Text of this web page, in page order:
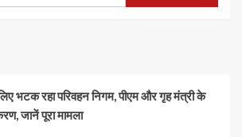
भटक रहा परिवहन निगम, पीएम और गृह मंत्री के
जानें पूरा मामला